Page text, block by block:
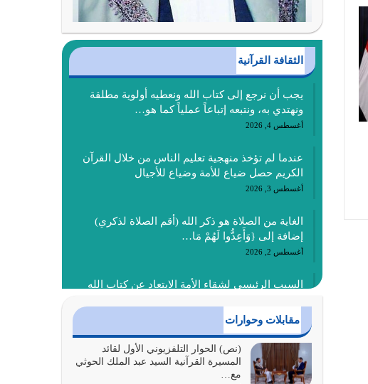
الثقافة القرآنية
يجب أن نرجع إلى كتاب الله ونعطيه أولوية مطلقة
ونهتدي به، ونتبعه إتباعاً عملياً كما هو…
أغسطس 4, 2026
عندما لم تؤخذ منهجية تعليم الناس من خلال القرآن
الكريم حصل ضياع للأمة وضياع للأجيال
أغسطس 3, 2026
الغاية من الصلاة هو ذكر الله (أقم الصلاة لذكري)
إضافة إلى {وَأَعِدُّوا لَهُمْ مَا…
أغسطس 2, 2026
السبب الرئيسي لشقاء الأمة الابتعاد عن كتاب الله
أغسطس 1, 2026
أبرز أسباب الشقاء هو الإعراض عن ذكر الله وعن هدى
الله المتمثل في القرآن الكريم
يوليو 31, 2026
مقابلات وحوارات
(نص) الحوار التلفزيوني الأول لقائد
المسيرة القرآنية السيد عبد الملك الحوثي
مع…